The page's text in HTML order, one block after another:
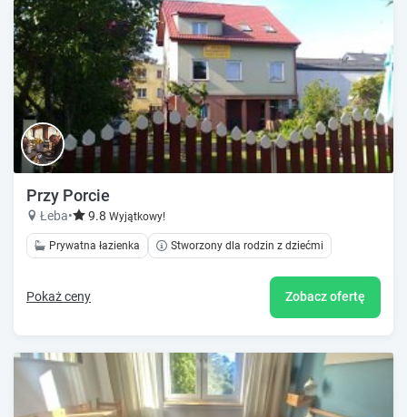
Przy Porcie
Łeba• 9.8 Wyjątkowy!
Prywatna łazienka Stworzony dla rodzin z dziećmi
Pokaż ceny Zobacz ofertę